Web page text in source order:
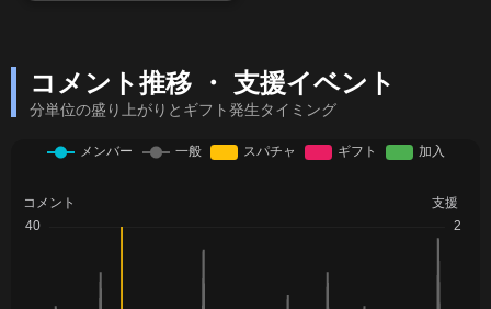
コメント推移 ・ 支援イベント
分単位の盛り上がりとギフト発生タイミング